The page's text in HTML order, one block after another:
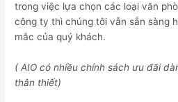
trong việc lựa chọn các loại văn
công ty thì chúng tôi vẫn sẵn sàng
mắc của quý khách.
( AIO có nhiều chính sách ưu đãi
thân thiết)